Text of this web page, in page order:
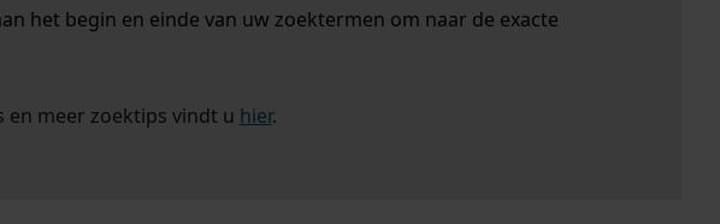
het begin en einde van uw zoektermen om naar de exacte
en meer zoektips vindt u hier.